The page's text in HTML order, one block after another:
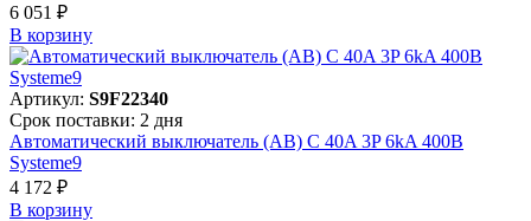
6 051 ₽
В корзинy
Артикул: S9F22340
Срок поставки: 2 дня
Автоматический выключатель (АВ) C 40A 3P 6kA 400В
Systeme9
4 172 ₽
В корзинy